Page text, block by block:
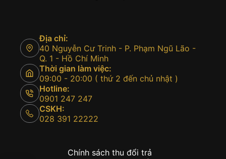
Địa chỉ:
40 Nguyễn Cư Trinh - P. Phạm Ngũ Lão -
Q. 1 - Hồ Chí Minh
Thời gian làm việc:
09:00 - 20:00 ( thứ 2 đến chủ nhật )
Hotline:
0901 247 247
CSKH:
028 391 22222
Chính sách thu đổi trả